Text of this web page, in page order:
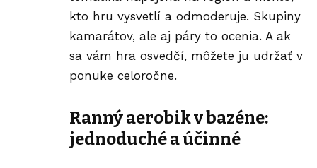
kto hru vysvetlí a odmoderuje. Skupiny
kamarátov, ale aj páry to ocenia. A ak
sa vám hra osvedčí, môžete ju udržať v
ponuke celoročne.
Ranný aerobik v bazéne:
jednoduché a účinné